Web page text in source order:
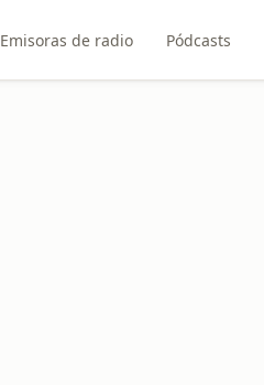
Emisoras de radio Pódcasts